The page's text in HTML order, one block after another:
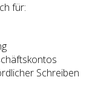
für:
Schreiben